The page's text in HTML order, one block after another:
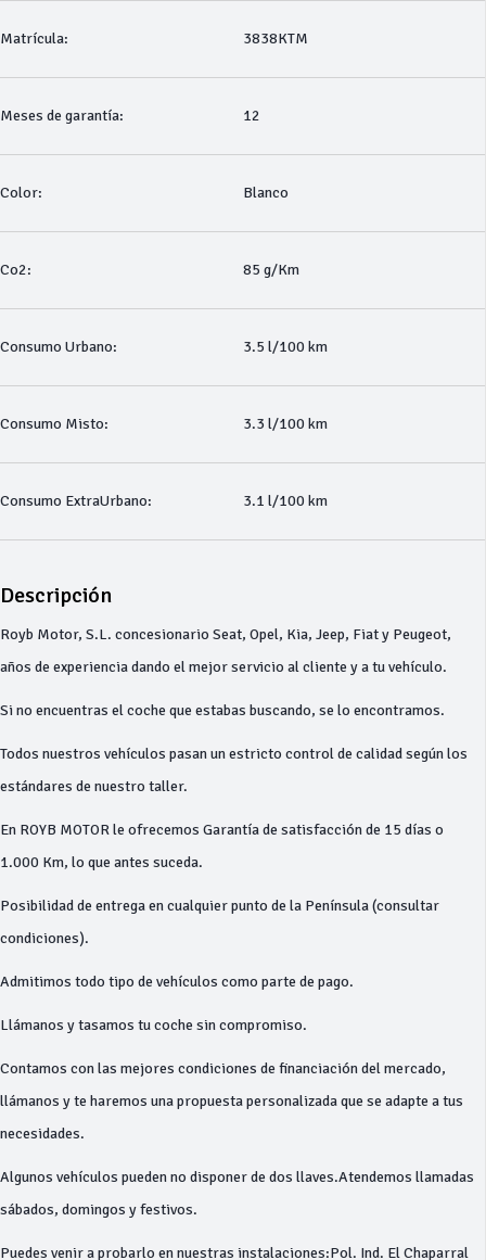
Matrícula: 3838KTM
Meses de garantía: 12
Color: Blanco
Co2: 85 g/Km
Consumo Urbano: 3.5 l/100 km
Consumo Misto: 3.3 l/100 km
Consumo ExtraUrbano: 3.1 l/100 km
Descripción
Royb Motor, S.L. concesionario Seat, Opel, Kia, Jeep, Fiat y Peugeot,
años de experiencia dando el mejor servicio al cliente y a tu vehículo.
Si no encuentras el coche que estabas buscando, se lo encontramos.
Todos nuestros vehículos pasan un estricto control de calidad según los
estándares de nuestro taller.
En ROYB MOTOR le ofrecemos Garantía de satisfacción de 15 días o
1.000 Km, lo que antes suceda.
Posibilidad de entrega en cualquier punto de la Península (consultar
condiciones).
Admitimos todo tipo de vehículos como parte de pago.
Llámanos y tasamos tu coche sin compromiso.
Contamos con las mejores condiciones de financiación del mercado,
llámanos y te haremos una propuesta personalizada que se adapte a tus
necesidades.
Algunos vehículos pueden no disponer de dos llaves.Atendemos llamadas
sábados, domingos y festivos.
Puedes venir a probarlo en nuestras instalaciones:Pol. Ind. El Chaparral